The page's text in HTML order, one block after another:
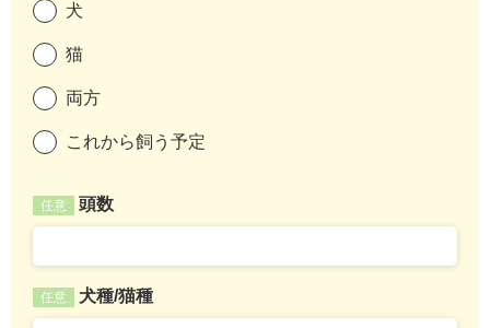
犬
猫
両方
これから飼う予定
任意 頭数
任意 犬種/猫種